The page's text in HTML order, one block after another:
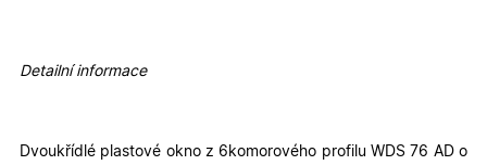
Detailní informace
Dvoukřídlé plastové okno z 6komorového profilu WDS 76 AD o